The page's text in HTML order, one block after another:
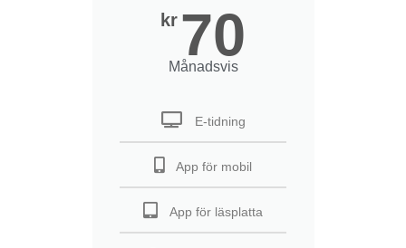
kr 70
Månadsvis
E-tidning
App för mobil
App för läsplatta